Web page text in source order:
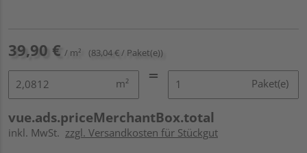
39,90 € / m² (83,04 € / Paket(e))
m² Paket(e)
vue.ads.priceMerchantBox.total
inkl. MwSt. zzgl. Versandkosten für Stückgut